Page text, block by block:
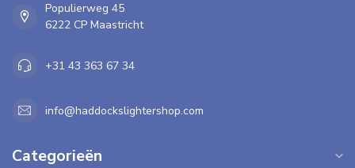
Populierweg 45
6222 CP Maastricht
+31 43 363 67 34
info@haddockslightershop.com
Categorieën